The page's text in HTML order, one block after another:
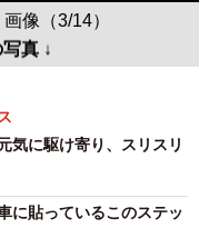
像（3/14）
真 ↓
気に駆け寄り、スリスリ
に貼っているこのステッ